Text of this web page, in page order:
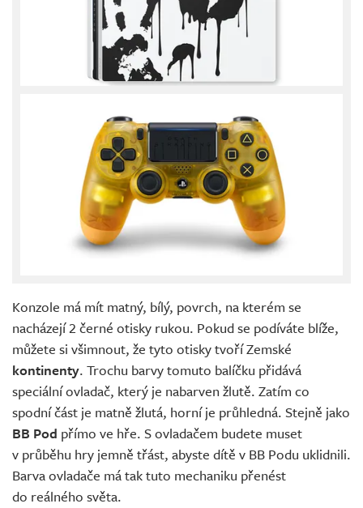
Konzole má mít matný, bílý, povrch, na kterém se
nacházejí 2 černé otisky rukou. Pokud se podíváte blíže,
můžete si všimnout, že tyto otisky tvoří Zemské
kontinenty. Trochu barvy tomuto balíčku přidává
speciální ovladač, který je nabarven žlutě. Zatím co
spodní část je matně žlutá, horní je průhledná. Stejně jako
BB Pod přímo ve hře. S ovladačem budete muset
v průběhu hry jemně třást, abyste dítě v BB Podu uklidnili.
Barva ovladače má tak tuto mechaniku přenést
do reálného světa.